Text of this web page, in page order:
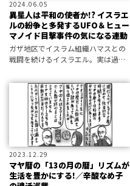
2024.06.05
異星人は平和の使者か!? イスラエ
ルの紛争と多発するUFO＆ヒュー
マノイド目撃事件の気になる連動
ガザ地区でイスラム組織ハマスとの
戦闘を続けるイスラエル。実は過
ングで、たびたび奇妙なUFO目撃事
件が相次いできたという。果たして
その意味とは――!?
2023.12.29
マヤ暦の「13の月の暦」リズムが
生活を豊かにする!／辛酸なめ子